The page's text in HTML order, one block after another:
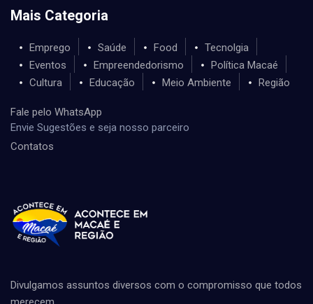
Mais Categoria
Emprego Saúde Food
Tecnolgia
Eventos
Empreendedorismo
Política Macaé
Cultura
Educação Meio Ambiente Região
Fale pelo WhatsApp
Envie Sugestões e seja nosso parceiro
Contatos
Divulgamos assuntos diversos com o compromisso que todos